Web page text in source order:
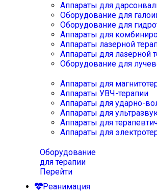
Аппараты для
Оборудование для
Оборудование для
Аппараты для
Аппараты лазерной
Аппараты для лазерной
Оборудование для
Аппараты для
Аппараты УВЧ-терапии
Аппараты для ударно-
Аппараты для
Аппараты для
Аппараты для
Оборудование
для терапии
Перейти
Реанимация